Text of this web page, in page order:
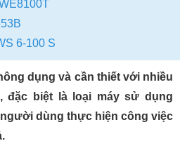
6-100 S
dụng và cần thiết với nhiều
đặc biệt là loại máy sử dụng
dùng thực hiện công việc